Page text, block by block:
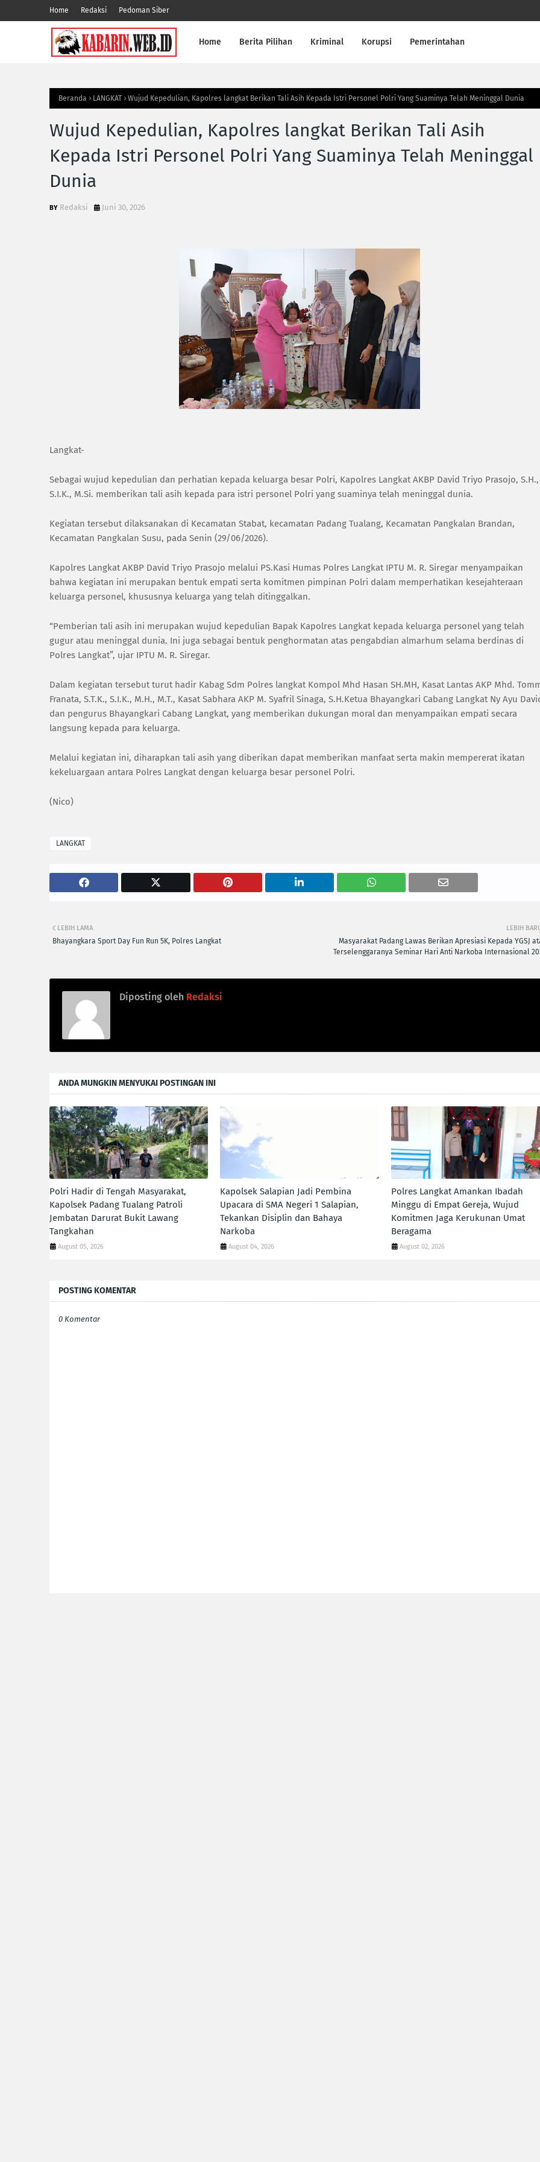
Home Redaksi Pedoman Siber
Home Berita Pilihan Kriminal Korupsi Pemerintahan
Beranda LANGKAT Wujud Kepedulian, Kapolres langkat Berikan Tali Asih Kepada Istri Personel Polri Yang Suaminya Telah Meninggal Dunia
Wujud Kepedulian, Kapolres langkat Berikan Tali Asih
Kepada Istri Personel Polri Yang Suaminya Telah Meninggal
Dunia
Redaksi Juni 30, 2026
Langkat-
Sebagai wujud kepedulian dan perhatian kepada keluarga besar Polri, Kapolres Langkat AKBP David Triyo Prasojo, S.H.,
S.I.K., M.Si. memberikan tali asih kepada para istri personel Polri yang suaminya telah meninggal dunia.
Kegiatan tersebut dilaksanakan di Kecamatan Stabat, kecamatan Padang Tualang, Kecamatan Pangkalan Brandan,
Kecamatan Pangkalan Susu, pada Senin (29/06/2026).
Kapolres Langkat AKBP David Triyo Prasojo melalui PS.Kasi Humas Polres Langkat IPTU M. R. Siregar menyampaikan
bahwa kegiatan ini merupakan bentuk empati serta komitmen pimpinan Polri dalam memperhatikan kesejahteraan
keluarga personel, khususnya keluarga yang telah ditinggalkan.
“Pemberian tali asih ini merupakan wujud kepedulian Bapak Kapolres Langkat kepada keluarga personel yang telah
gugur atau meninggal dunia. Ini juga sebagai bentuk penghormatan atas pengabdian almarhum selama berdinas di
Polres Langkat”, ujar IPTU M. R. Siregar.
Dalam kegiatan tersebut turut hadir Kabag Sdm Polres langkat Kompol Mhd Hasan SH.MH, Kasat Lantas AKP Mhd.
Franata, S.T.K., S.I.K., M.H., M.T., Kasat Sabhara AKP M. Syafril Sinaga, S.H.Ketua Bhayangkari Cabang Langkat Ny Ayu
dan pengurus Bhayangkari Cabang Langkat, yang memberikan dukungan moral dan menyampaikan empati secara
langsung kepada para keluarga.
Melalui kegiatan ini, diharapkan tali asih yang diberikan dapat memberikan manfaat serta makin mempererat ikatan
kekeluargaan antara Polres Langkat dengan keluarga besar personel Polri.
(Nico)
LANGKAT
LEBIH
Masyarakat Padang Lawas Berikan Apresiasi Kepada YGSJ
Terselenggaranya Seminar Hari Anti Narkoba Internasional
LEBIH LAMA
Bhayangkara Sport Day Fun Run 5K, Polres Langkat
Diposting oleh Redaksi
ANDA MUNGKIN MENYUKAI POSTINGAN INI
Polri Hadir di Tengah Masyarakat,
Kapolsek Padang Tualang Patroli
Jembatan Darurat Bukit Lawang
Tangkahan
August 05, 2026
Kapolsek Salapian Jadi Pembina
Upacara di SMA Negeri 1 Salapian,
Tekankan Disiplin dan Bahaya
Narkoba
August 04, 2026
Polres Langkat Amankan Ibadah
Minggu di Empat Gereja, Wujud
Komitmen Jaga Kerukunan Umat
Beragama
August 02, 2026
POSTING KOMENTAR
0 Komentar